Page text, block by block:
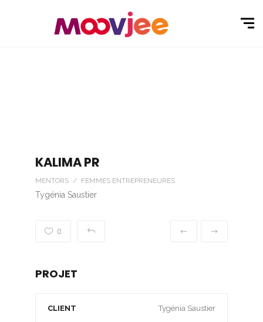
KALIMA PR
MENTORS / FEMMES ENTREPRENEURES
Tygénia Saustier
0
PROJET
CLIENT Tygénia Saustier